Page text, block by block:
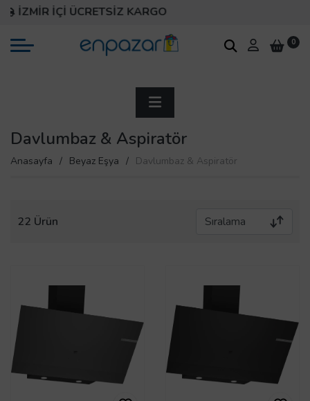
İÇİ ÜCRETSİZ KARGO
0
Davlumbaz & Aspiratör
Anasayfa Beyaz Eşya Davlumbaz & Aspiratör
22 Ürün